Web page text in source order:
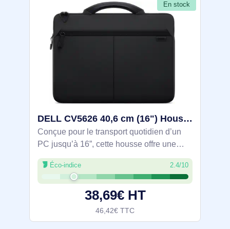
En stock
DELL CV5626 40,6 cm (16") Housse Noir - DELL-CV5626
Conçue pour le transport quotidien d’un
PC jusqu’à 16”, cette housse offre une
protection 360° grâce à la mousse
XPE/PE et à la doublure Nylex
antirayures. Extérieur sergé 400D avec
Éco-indice 2.4/10
38,69€ HT
46,42€ TTC